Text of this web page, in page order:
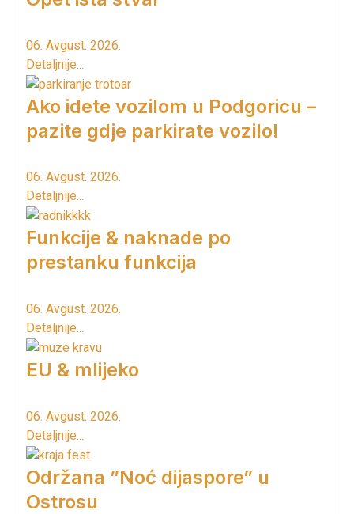
06. Avgust. 2026.
Detaljnije...
Ako idete vozilom u Podgoricu –
pazite gdje parkirate vozilo!
06. Avgust. 2026.
Detaljnije...
Funkcije & naknade po
prestanku funkcija
06. Avgust. 2026.
Detaljnije...
EU & mlijeko
06. Avgust. 2026.
Detaljnije...
Održana ”Noć dijaspore” u
Ostrosu